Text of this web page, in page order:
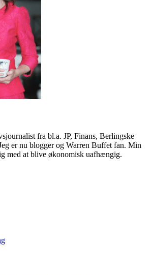
fra bl.a. JP, Finans, Berlingske
er nu blogger og Warren Buffet fan. Min
med at blive økonomisk uafhængig.